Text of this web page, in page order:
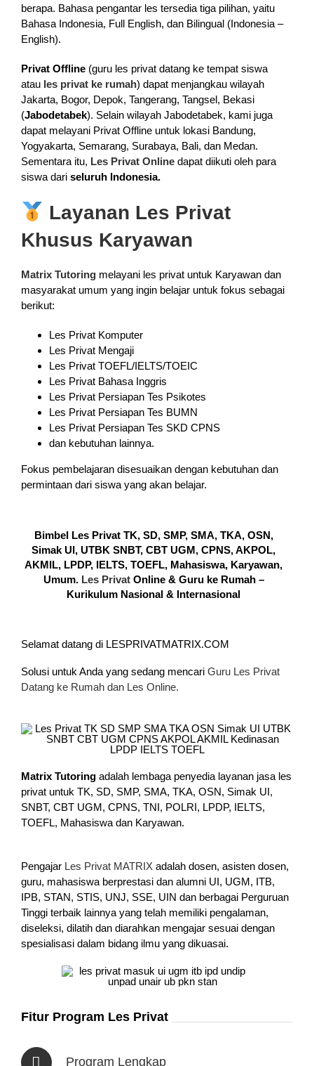
berapa. Bahasa pengantar les tersedia tiga pilihan, yaitu
Bahasa Indonesia, Full English, dan Bilingual (Indonesia –
English).
Privat Offline(guru les privat datang ke tempat siswa
ataules privat ke rumah) dapat menjangkau wilayah
Jakarta, Bogor, Depok, Tangerang, Tangsel, Bekasi
(Jabodetabek). Selain wilayah Jabodetabek, kami juga
dapat melayani Privat Offline untuk lokasi Bandung,
Yogyakarta, Semarang, Surabaya, Bali, dan Medan.
Sementara itu, Les Privat Onlinedapat diikuti oleh para
siswa dari seluruh Indonesia.
Layanan Les Privat
Khusus Karyawan
Matrix Tutoring melayani les privat untuk Karyawan dan
masyarakat umum yang ingin belajar untuk fokus sebagai
berikut:
Les Privat Komputer
Les Privat Mengaji
Les Privat TOEFL/IELTS/TOEIC
Les Privat Bahasa Inggris
Les Privat Persiapan Tes Psikotes
Les Privat Persiapan Tes BUMN
Les Privat Persiapan Tes SKD CPNS
dan kebutuhan lainnya.
Fokus pembelajaran disesuaikan dengan kebutuhan dan
permintaan dari siswa yang akan belajar.
Bimbel Les Privat TK, SD, SMP, SMA, TKA, OSN,
Simak UI, UTBK SNBT, CBT UGM, CPNS, AKPOL,
AKMIL, LPDP, IELTS, TOEFL, Mahasiswa, Karyawan,
Umum. Les PrivatOnline & Guru ke Rumah –
Kurikulum Nasional & Internasional
Selamat datang di LESPRIVATMATRIX.COM
Solusi untuk Anda yang sedang mencari Guru Les Privat
Datang ke Rumah dan Les Online.
Matrix Tutoring adalah lembaga penyedia layanan jasa les
privat untuk TK, SD, SMP, SMA, TKA, OSN, Simak UI,
SNBT, CBT UGM, CPNS, TNI, POLRI, LPDP, IELTS,
TOEFL, Mahasiswa dan Karyawan.
Pengajar Les Privat MATRIX adalah dosen, asisten dosen,
guru, mahasiswa berprestasi dan alumni UI, UGM, ITB,
IPB, STAN, STIS, UNJ, SSE, UIN dan berbagai Perguruan
Tinggi terbaik lainnya yang telah memiliki pengalaman,
diseleksi, dilatih dan diarahkan mengajar sesuai dengan
spesialisasi dalam bidang ilmu yang dikuasai.
Fitur Program Les Privat
Program Lengkap